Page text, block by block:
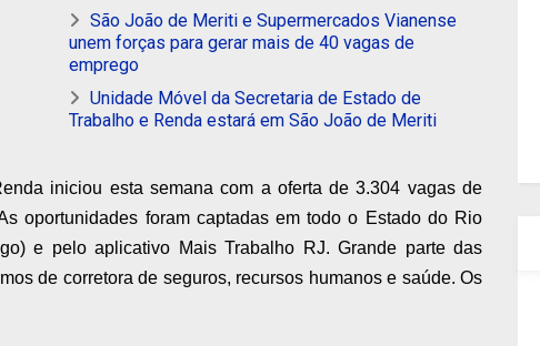
São João de Meriti e Supermercados Vianense
unem forças para gerar mais de 40 vagas de
emprego
Unidade Móvel da Secretaria de Estado de
Trabalho e Renda estará em São João de Meriti
iniciou esta semana com a oferta de 3.304 vagas de
oportunidades foram captadas em todo o Estado do Rio
e pelo aplicativo Mais Trabalho RJ. Grande parte das
de corretora de seguros, recursos humanos e saúde. Os